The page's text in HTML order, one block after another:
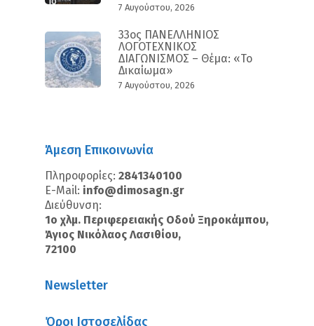
7 Αυγούστου, 2026
33ος ΠΑΝΕΛΛΗΝΙΟΣ
ΛΟΓΟΤΕΧΝΙΚΟΣ
ΔΙΑΓΩΝΙΣΜΟΣ – Θέμα: «Το
Δικαίωμα»
7 Αυγούστου, 2026
Άμεση Επικοινωνία
Πληροφορίες: 2841340100
E-Mail: info@dimosagn.gr
Διεύθυνση:
1ο χλμ. Περιφερειακής Οδού Ξηροκάμπου,
Άγιος Νικόλαος Λασιθίου,
72100
Newsletter
Όροι Ιστοσελίδας